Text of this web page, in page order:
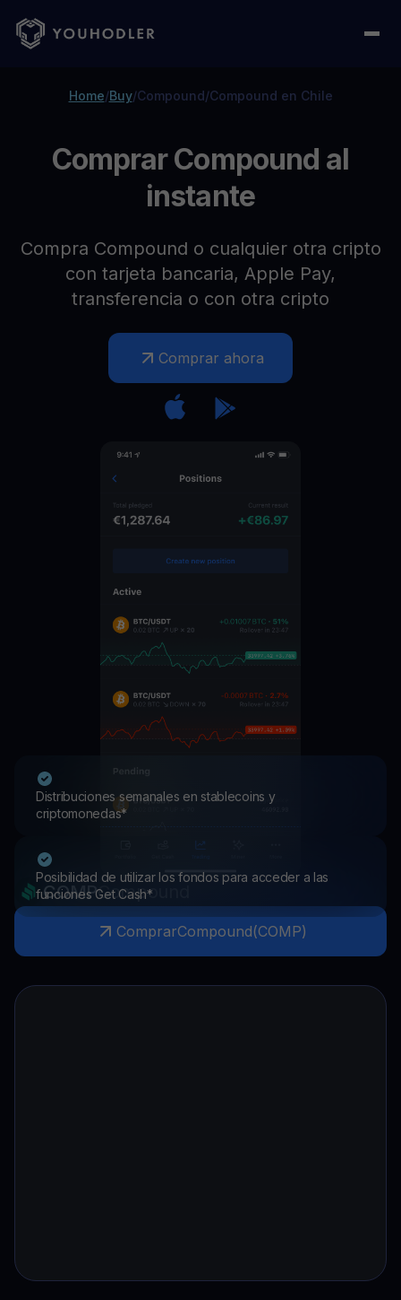
Home/Buy/Compound/Compound en Chile
Comprar Compound al
instante
Compra Compound o cualquier otra cripto
con tarjeta bancaria, Apple Pay,
transferencia o con otra cripto
Comprar ahora
Distribuciones semanales en stablecoins y
criptomonedas*
Posibilidad de utilizar los fondos para acceder a las
funciones Get Cash*
COMPCompound
ComprarCompound(COMP)